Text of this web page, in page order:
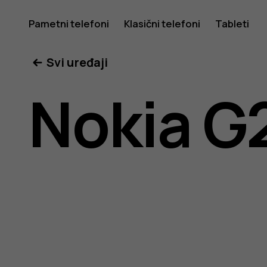
za
korisnike
Pametni telefoni Klasični telefoni Tableti
Svi uređaji
Nokia